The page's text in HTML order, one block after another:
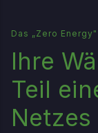
Das „Zero
Ihre
Teil
Netzes